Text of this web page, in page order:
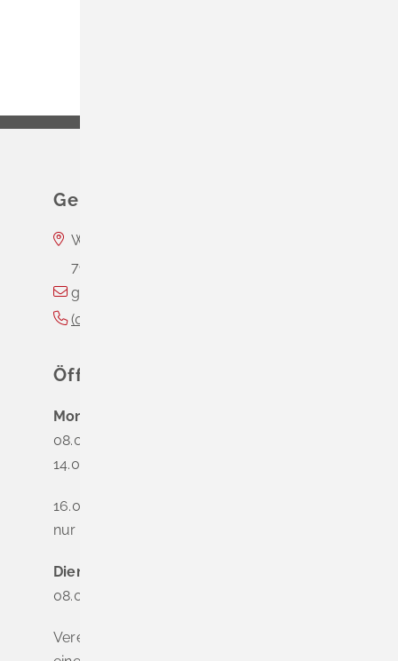
Gemeinde Schliengen
Wasserschloss Entenstein
79418
gemeinde@schliengen.de
(0
Öffnungszeiten
Montag
08.00 - 12.00 Uhr
14.00 - 16.00 Uhr
16.00 - 18.00 Uhr
nur nach Terminvereinbarung
Dienstag - Freitag
08.00 - 12.00 Uhr
Vereinbaren Sie online oder telefonisch